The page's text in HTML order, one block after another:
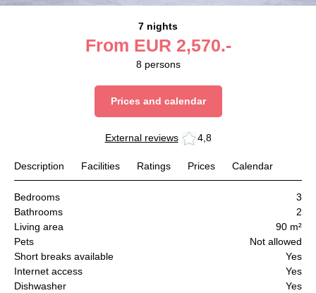
7 nights
From EUR 2,570.-
8 persons
Prices and calendar
External reviews 4,8
Description Facilities Ratings Prices Calendar
Bedrooms
3
Bathrooms
2
Living area
90 m²
Pets
Not allowed
Short breaks available
Yes
Internet access
Yes
Dishwasher
Yes